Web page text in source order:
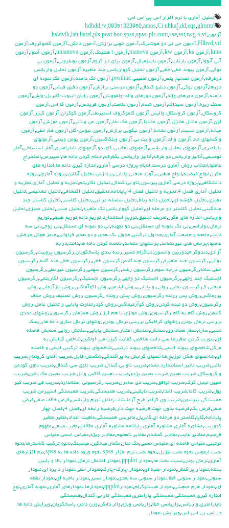
تحليل آماري با نرم افزار اس پي اس اس
\hdhdd
,\v,09351323950,amos,Ci nhka[ ,dd,eqs,glmrm
آزمون,
hs\dvlk,lah,lisrel,pls,post hoc,spss,spss-pls.com,sse,sst,twg 4,vi
Hlhvd,vif
,آ»مون جي تي دو هوشبرگ,آ»مون خوبي برازش,آ»مون دانكن,آآزمون كلموگروف,آزمون
kmo
,آزمون ks ,آزمون kw ,آزمون manova ,آزمون t هتلينگ ,آزمون unianova ,آزمون آننوا,آزمون
آني آنووا,آزمون بارتلت,آزمون باينوميال,آزمون براي دو گروه,آزمون بونفروني,آزمون بي
توكي,آزمون پيوند خطي-خطي,آزمون تحليل كوواريانس چند متغيره,آزمون تحليل واريانس
دوطرفه,آزمون تصحيح يتس,آزمون تعقيبي posthoc ,آزمون تك دامنه,آزمون تك نمونه اي
دورها,آزمون توكي,آزمون دبليو كندال,آزمون درستي برازش,آزمون دقيق فيشر ,آزمون دو
دامنه,آزمون دورهاي والد,آزمون دورهاي والد-ولفوويتز ,آزمون رايان-اينوت-گابريل-ولش,آزمون
سنگ ريزه,آزمون سيداك,آزمون شفه,آزمون علامت,آزمون فريدمن,آزمون كا اس,آزمون
كروسكال,آزمون كروسكال واليس,آزمون كلموگروف اسميرنف,آزمون كوكران,آزمون كيزر ,آزمون
لون,آزمون مانتل هانزل,آزمون ماننوا,آزمون مك نمار ,آزمون من ويتني,آزمون موزش,آزمون
ميانه,آزمون نسبت,آزمون نشانه,آزمون نيكويي برازش,آزمون نيومن-كلز ,آزمون هم خطي,آزمون
واكنشهاي حاد,آزمون والد,آزمون وايت ني,آزمون ويلكاكسون,آزمون يومن ويتني,آزمونهاي
پارامتري,آزمونهاي تحليل واريانس,آزمونهاي تعقيبي كاي دو,آزمونهاي ناپارامتري,آمار استنباطي,آمار
توضيفي,آناليز واريانس دو طرفه,آناليز واريانس يکطرفه,ادغام كردن داده ها,اسپيرمن,استخراج
عاملها,انتخاب روش آماري درست,انجام پروژه درسي آماري,اندازه گيري داده ها,اندازه هاي
مكرر ,انواع فرضيه,انواع متغير ,برآورد منحني,پايايي,پردازش تحليل آنلاين,پروژه آماري,پروژه
دانشگاهي,پروژه درسي آماري,پيرسون,تاو بي کندال,تبديل لگاريتم,تجزيه و تحليل آماري,تجزيه و
تحليل آماري فصل 4
,تجزيه و تحليل فصل 4 پايانامه ,تحقيق,تحليل اكتشافي,تحليل تشخيصي,تحليل
تميزي,تحليل خوشه اي,تحليل داده رباط,تحليل سلسله مراتبي,تحليل كلاستر ,تحليل كلاستر چند
ميانگيني,تحليل كلاستر دو مرحله اي,تحليل كوواريانس تك متغيره,تحليل مسير ,تحليل مميزي,تحليل
واريانس اندازه هاي مكرر ,تعريف تحقيق,توزيع استاندارد,توزيع داده,توزيع طبيعي,توزيع
نرمال,تولرانس,تي تک نمونه اي مستقل,تي دو تمهنه,تي دو نمونه اي مستقل,تي زوجي,تي سه
دانت,جامعه و جميعت آماري,جداول تركيبي,جدول يك بعدي و دو بعدي فراواني,جيمز هوئل,چرخش
عاملها,چرخش هاي غيرمتعامد,چرخشهاي متعامد,خلاصه كردن داده ها,دانت,درجه
آزادي,دندوگرام,دوربين واتسون,دياگرام مسير ,رتبه بندي پاسخگويان,رگرسيون پروبيت,رگرسيون
تواني,رگرسيون چند متغيره,رگرسيون چندگانه,رگرسيون خطي,رگرسيون خطي چند گانه,رگرسيون
خطي ساده,رگرسيون درجه سوم,رگرسيون رشد,رگرسيون سهمي,رگرسيون غيرخطي,رگرسيون
لجستيك چند وجهي,رگرسيون لجستيك دو وجهي,رگرسيون لجستيک,رگرسيون لگاريتمي,رگرسيون
منحني s
,رگرسيون نمايي,روايي و پايايي,روش ابليمن,روش اكوآماكس,روش بازآزمايي,روش
پروماكس,روش پس رونده رگرسيون,روش پيش رونده رگرسيون,روش تصنيف,روش حذف
رگرسيون,روش دو نيمه كردن,روش كوآرتيماكس,روش كودرتفاوت پايايي و تحليل عامل,روش
گاتمن,روش گام به گام رگرسيون,روش موازي يا هم ارز ,روش همزمان رگرسيون,روشهاي عددي
بررسي نرمال بودن,روشهاي گرافيكي بررسي نرمال بودن,روشهاي نرمال سازي داده ها,ريسك
نسبي,سازه,سطح معناداري,سنجش,سنجش اعتبار ,سنجش پايايي,سنجش روايي,سنجش فاصله
اي,سورت كردن متغيرها,سي دانت,شاخص كفايت كيزر-مير-اولكين,شاخص گرايش به
مركز ,شاخصهاي پيوند اسمي,شاخصهاي پيوند ترتيبي,شاخصهاي پيوند تركيبي اسمي و فاصله
اي,شاخصهاي شكل توزيع,شاخصهاي گرايش به پراكندگي,شكستن فايل,ضريب آلفاي کرونباخ,ضريب
تاثير ,ضريب تاثير استانتدارد نشده,ضريب تاو بي كندال,ضريب تاوي سي كندال,ضريب تاوي گودمن
و كروسكال,ضريب تعيين,ضريب تعيين پژدو,ضريب تعيين كاكس و نل,ضريب تعيين مك نادن,ضريب
تعيين نيجل كرك,ضريب توافق,ضريب دي سامرز ,ضريب رگرسيوني استاندارد,ضريب في,ضريب كيو
يول,ضريب گاما,ضريب لاندا,ضريب نايقيني,ضريب همبستگي,ضريب همبستگي اسپيرمن,ضريب
همبستگي پيرسون,ضريب وي كرامر ,طرح آزمايشات,عامل تورم واريانس,فرض خالف صفر ,فرض
صفر ,فرض يك,فرضيه بدون جهت,فرضيه جهت دار ,فرضيه رابطه اي,فصل 4 ,فصل چهار
پايانامه,كاپا,كلاستر دو مرحله اي,گابريل,ماتريس همبستگي,ماهيت اعداد,متغير ,متغير
كووريت,مشاوره آماري,مشاوره آماري پايانامه,مشاوره آماري مقالات,مغير تصنعي,مفهوم
فرضيه,مقادير غايب,مقادير گمشده,مقادير نامعلوم,مقادير ويژه,مقياس اسمي,مقياس
ترتيبي,مقياس فاصله اي,مقياس نسبي,مك نمار ,مكمار ,ميانگين,ميسينگ,نحوه تركيب كلاسترها,نحوه
نصب ايموس,نحوه نصب ليزرل,نحوه نصب نرم افزار spss ,نحوه ورود داده ها به spss ,نرم افزارهاي
آماري,نرمال بودن,نسبت بخت ها,نمودار ppplot ,نمودار احتمال نرمال,نمودار بالا و پايين
بسته,نمودار پراكنش,نمودار جعبه اي,نمودار چارك-چارك,نمودار خطي,نمودار دايره اي,نمودار
ستوني,نمودار ستوني خطا,نمودار ستوني سه بعدي,نمودار مسير ,نمودار ناحيه اي,نمودار نقطه
اي,نمودار هرم جمعيتي,نمودار هيستوگرام,نمودارqqplot ,نمودارها,نمودارهاي آماري,نمونه آماري,نوع
اندازه گيري,همبستگي,همبستگي پارامتري,همبستگي تاو بي کندال,همبستگي
ناپارامتري,واريانس,واريانس خطا,واريانس ويژه,والر دانكن,وزن دادن پاسخگويان,ويرايش داده ها
در اس پي اس اس,ويرايش نمودار